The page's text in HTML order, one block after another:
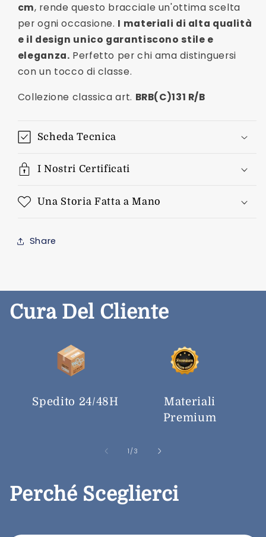
cm, rende questo bracciale un'ottima scelta
per ogni occasione. I materiali di alta qualità
e il design unico garantiscono stile e
eleganza. Perfetto per chi ama distinguersi
con un tocco di classe.
Collezione classica art. BRB(C)131 R/B
Scheda Tecnica
I Nostri Certificati
Una Storia Fatta a Mano
Share
Cura Del Cliente
Spedito 24/48H
Materiali
Premium
1 /su
3
Perché Sceglierci